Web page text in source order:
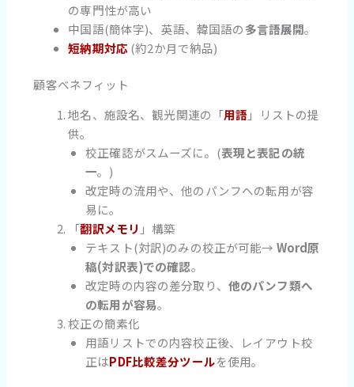
の専門性が高い
中国語(簡体字)、英語、韓国語の多言語展開。
短納期対応(約2か月で納品)
顧客ベネフィット
地名、施設名、観光関連の「用語」リストの提
供。
校正確認がスムーズに。(表現と表記の統
一。)
改定時の流用や、他のパンフへの転用が容
易に。
「翻訳メモリ 」構築
テキスト(対訳)のみの校正が可能→ Word原
稿(対訳表)での確認。
改定時の内容の差分取り、 他のパンフ類へ
の転用が容易。
校正の簡素化
用語リストでの内容校正後、レイアウト校
正はPDF比較差分ツールを使用。